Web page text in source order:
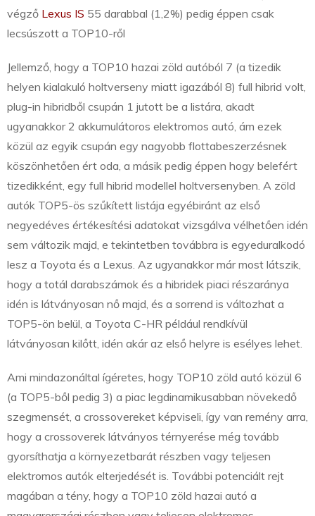
végző Lexus IS 55 darabbal (1,2%) pedig éppen csak
lecsúszott a TOP10-ről
Jellemző, hogy a TOP10 hazai zöld autóból 7 (a tizedik
helyen kialakuló holtverseny miatt igazából 8) full hibrid volt,
plug-in hibridből csupán 1 jutott be a listára, akadt
ugyanakkor 2 akkumulátoros elektromos autó, ám ezek
közül az egyik csupán egy nagyobb flottabeszerzésnek
köszönhetően ért oda, a másik pedig éppen hogy belefért
tizedikként, egy full hibrid modellel holtversenyben. A zöld
autók TOP5-ös szűkített listája egyébiránt az első
negyedéves értékesítési adatokat vizsgálva vélhetően idén
sem változik majd, e tekintetben továbbra is egyeduralkodó
lesz a Toyota és a Lexus. Az ugyanakkor már most látszik,
hogy a totál darabszámok és a hibridek piaci részaránya
idén is látványosan nő majd, és a sorrend is változhat a
TOP5-ön belül, a Toyota C-HR például rendkívül
látványosan kilőtt, idén akár az első helyre is esélyes lehet.
Ami mindazonáltal ígéretes, hogy TOP10 zöld autó közül 6
(a TOP5-ből pedig 3) a piac legdinamikusabban növekedő
szegmensét, a crossovereket képviseli, így van remény arra,
hogy a crossoverek látványos térnyerése még tovább
gyorsíthatja a környezetbarát részben vagy teljesen
elektromos autók elterjedését is. További potenciált rejt
magában a tény, hogy a TOP10 zöld hazai autó a